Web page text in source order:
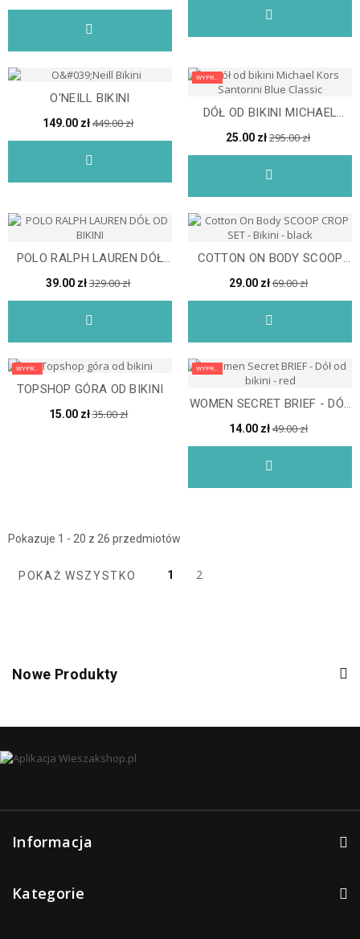
O'NEILL BIKINI
149.00 zł449.00 zł
WYPRZEDAŻ
DÓŁ OD BIKINI MICHAEL
KORS CLASSIC MM1A142
25.00 zł295.00 zł
POLO RALPH LAUREN DÓŁ
OD BIKINI
39.00 zł329.00 zł
COTTON ON BODY SCOOP
CROP SET - BIKINI -...
29.00 zł69.00 zł
WYPRZEDAŻ
TOPSHOP GÓRA OD BIKINI
15.00 zł35.00 zł
WYPRZEDAŻ
WOMEN SECRET BRIEF - DÓŁ
OD BIKINI - RED
14.00 zł49.00 zł
Pokazuje 1 - 20 z 26 przedmiotów
POKAŻ WSZYSTKO 1 2
Nowe Produkty
Informacja
Kategorie